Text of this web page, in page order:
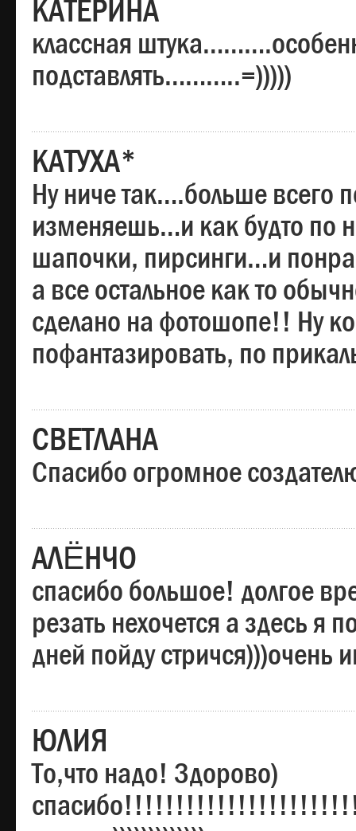
КАТЕРИНА
классная
подставлять………..=)))))
КАТУХА*
Ну ниче так….больше всего
изменяешь…и как будто по
шапочки, пирсинги…и
а все остальное как то
сделано на фотошопе!! Ну
пофантазировать, по
СВЕТЛАНА
Спасибо огромное
АЛЁНЧО
спасибо большое! долгое
резать нехочется а здесь я
дней пойду стричся)))очень
ЮЛИЯ
То,что надо! Здорово)